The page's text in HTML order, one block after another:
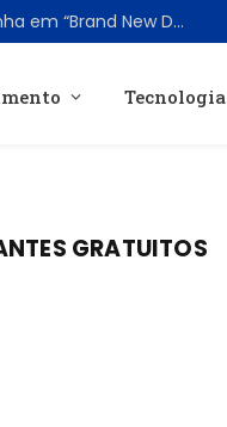
Todos os Vilões Oficiais de Homem-Aranha em “Brand New Day” Revelados
Tecnologia
GRATUITOS